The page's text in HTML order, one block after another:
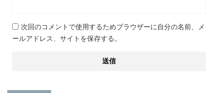
次回のコメントで使用するためブラウザーに自分の名前、メ
ールアドレス、サイトを保存する。